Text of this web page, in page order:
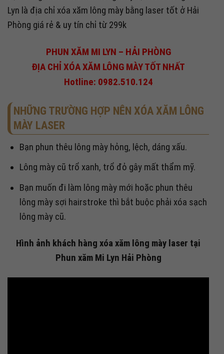
Lyn là địa chỉ xóa xăm lông mày bằng laser tốt ở Hải
Phòng giá rẻ & uy tín chỉ từ 299k
PHUN XĂM MI LYN – HẢI PHÒNG
ĐỊA CHỈ XÓA XĂM LÔNG MÀY TỐT NHẤT
Hotline: 0982.510.124
NHỮNG TRƯỜNG HỢP NÊN XÓA XĂM LÔNG
MÀY LASER
Bạn phun thêu lông mày hỏng, lệch, dáng xấu.
Lông mày cũ trổ xanh, trổ đỏ gây mất thẩm mỹ.
Bạn muốn đi làm lông mày mới hoặc phun thêu
lông mày sợi hairstroke thì bắt buộc phải xóa sạch
lông mày cũ.
Hình ảnh khách hàng xóa xăm lông mày laser tại
Phun xăm Mi Lyn Hải Phòng